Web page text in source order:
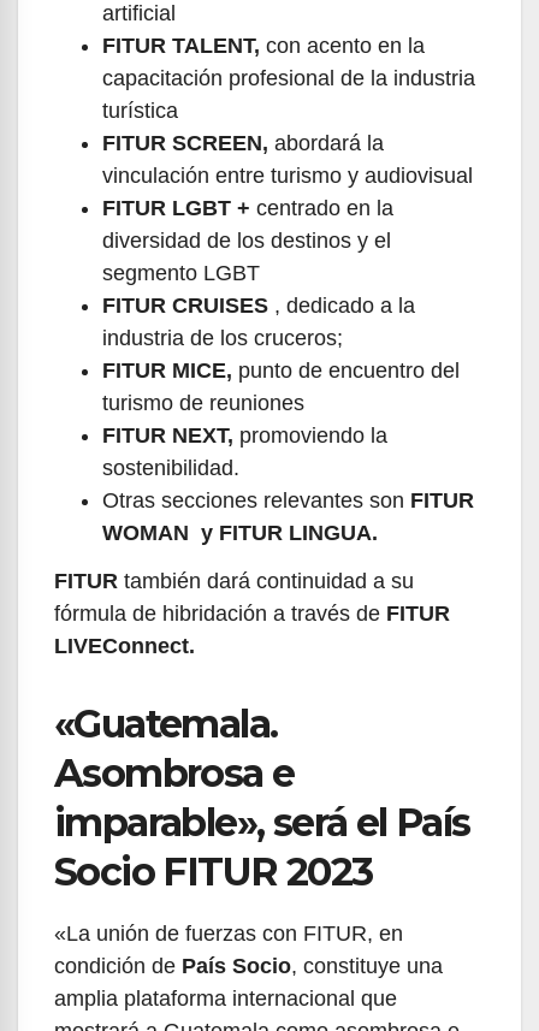
artificial
FITUR TALENT, con acento en la
capacitación profesional de la industria
turística
FITUR SCREEN, abordará la
vinculación entre turismo y audiovisual
FITUR LGBT + centrado en la
diversidad de los destinos y el
segmento LGBT
FITUR CRUISES , dedicado a la
industria de los cruceros;
FITUR MICE, punto de encuentro del
turismo de reuniones
FITUR NEXT, promoviendo la
sostenibilidad.
Otras secciones relevantes son FITUR
WOMAN y FITUR LINGUA.
FITUR también dará continuidad a su
fórmula de hibridación a través de FITUR
LIVEConnect.
«Guatemala.
Asombrosa e
imparable», será el País
Socio FITUR 2023
«La unión de fuerzas con FITUR, en
condición de País Socio, constituye una
amplia plataforma internacional que